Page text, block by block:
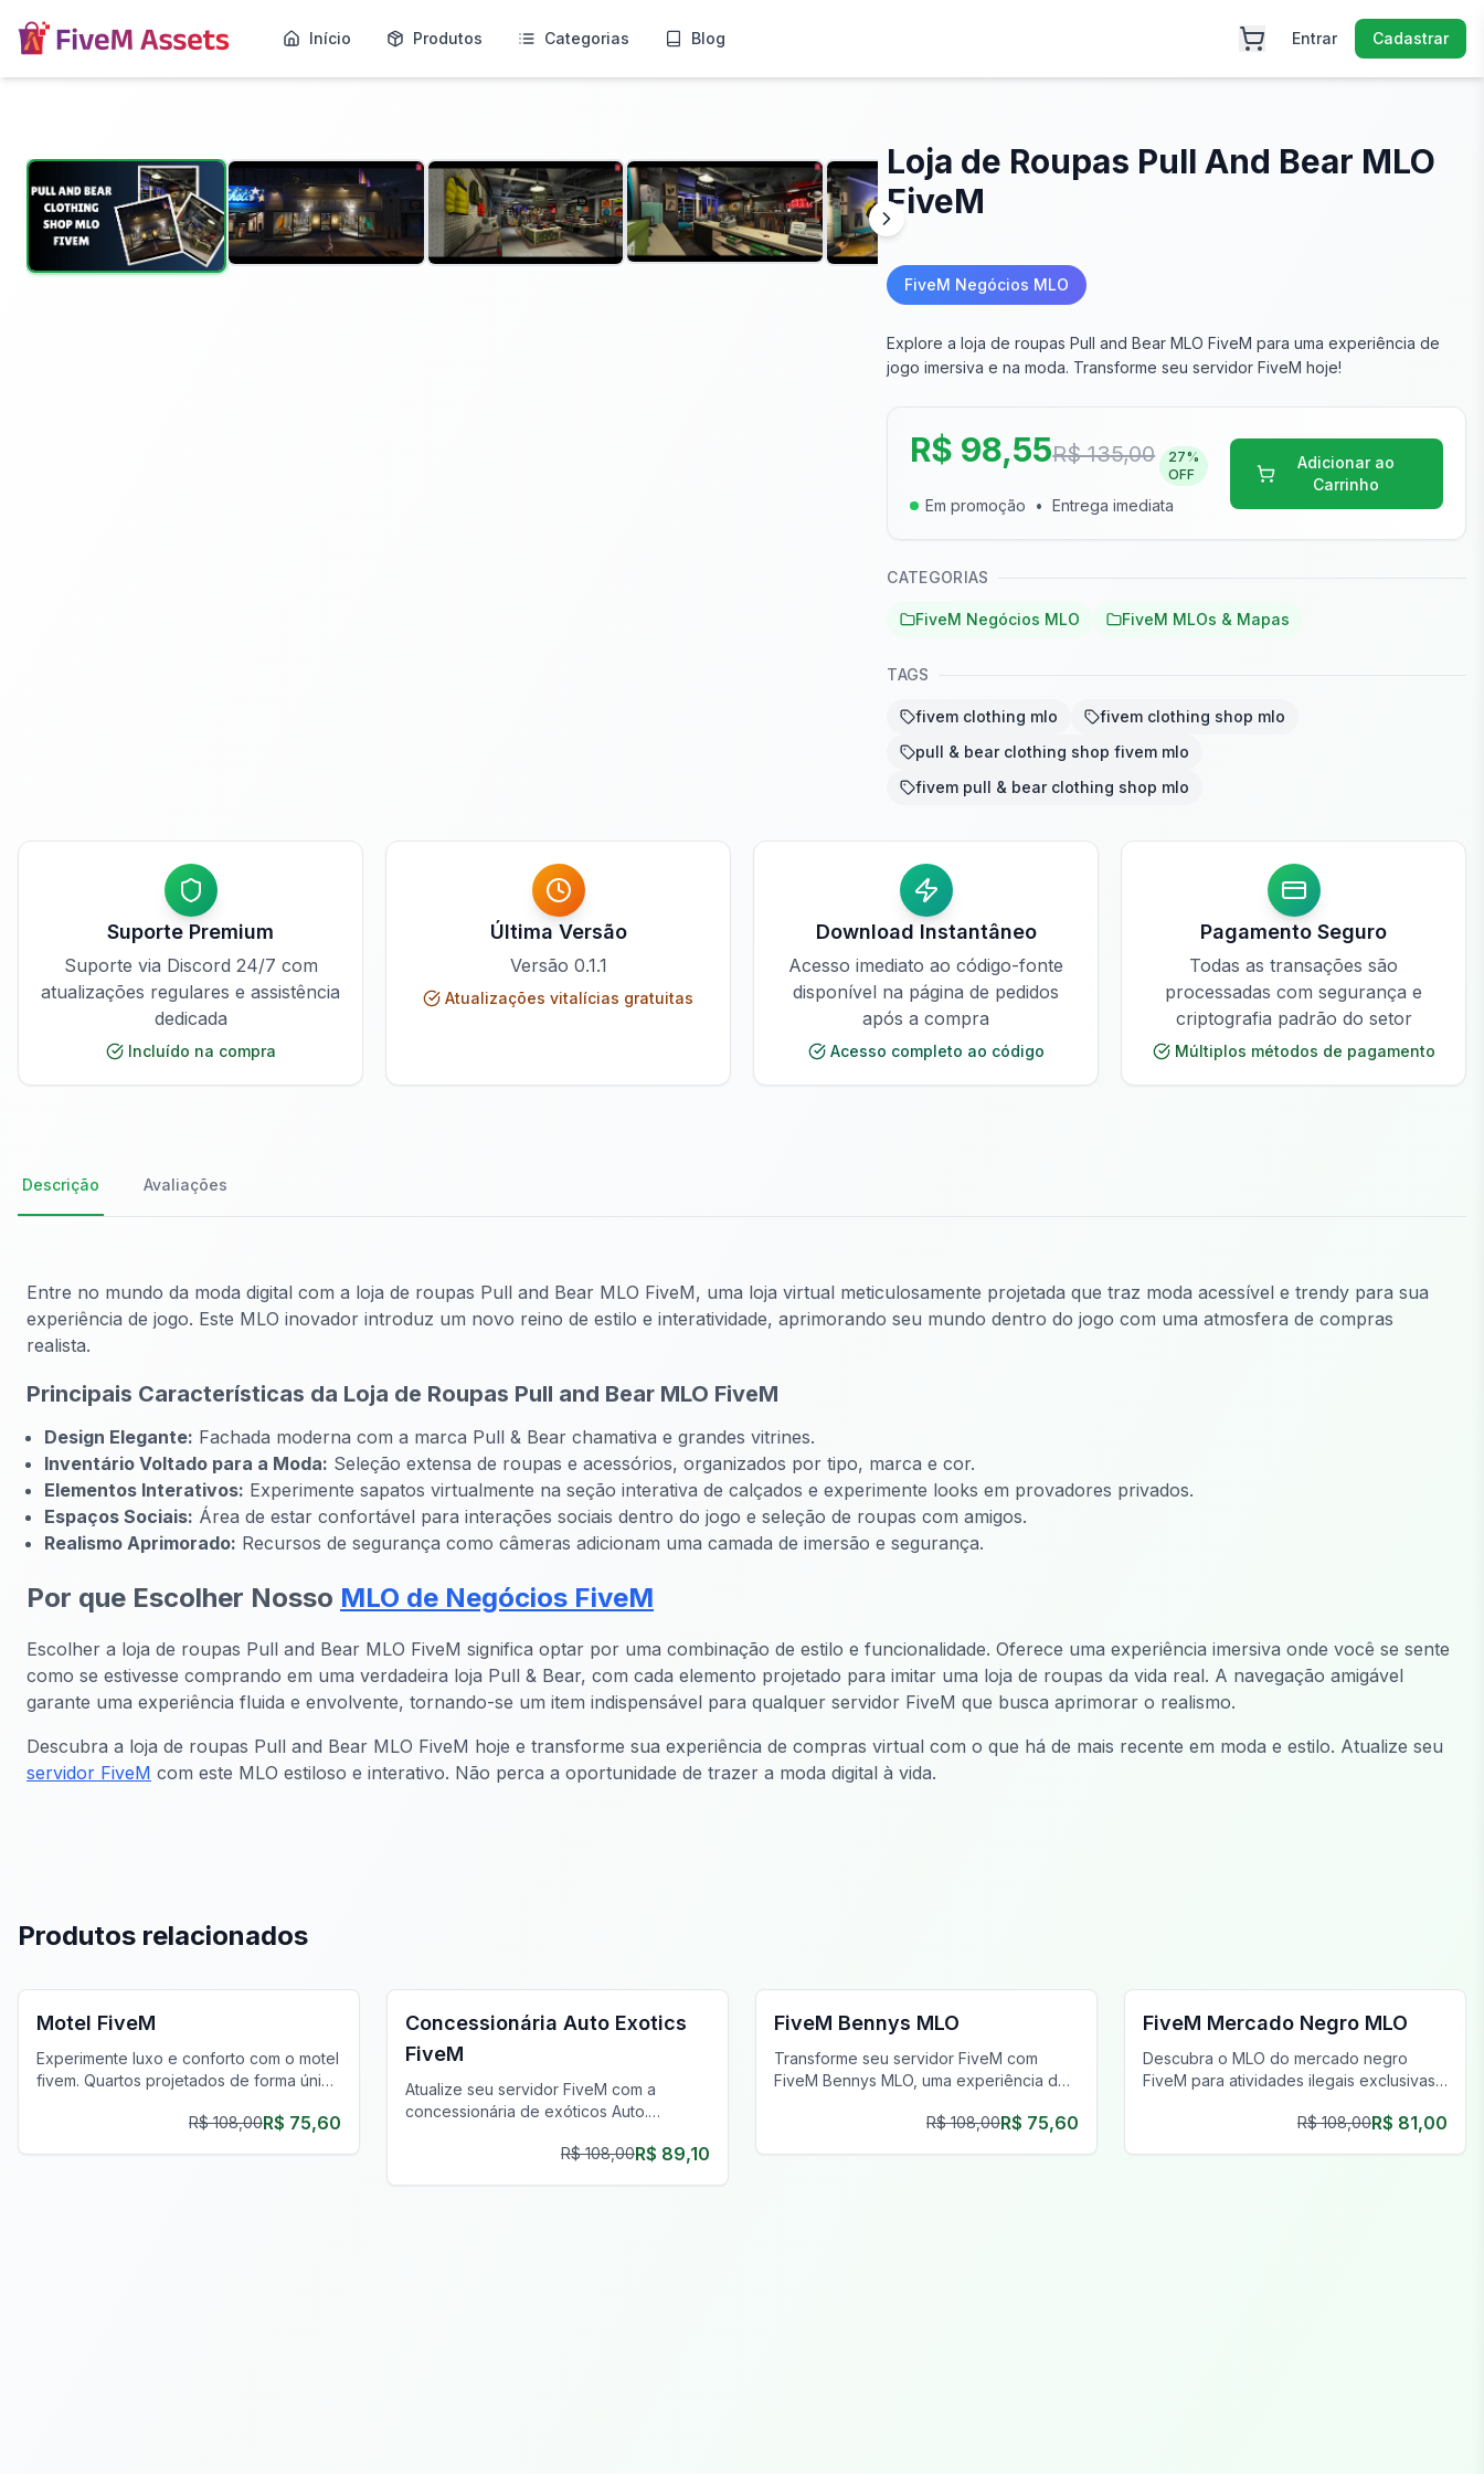
Início Produtos Categorias Blog Entrar Cadastrar
Loja de Roupas Pull And Bear MLO
FiveM
FiveM Negócios MLO
Explore a loja de roupas Pull and Bear MLO FiveM para uma experiência de
jogo imersiva e na moda. Transforme seu servidor FiveM hoje!
R$ 98,55R$ 135,00 27%
OFF
Em promoção • Entrega imediata
Adicionar ao
Carrinho
CATEGORIAS
FiveM Negócios MLO FiveM MLOs & Mapas
TAGS
fivem clothing mlo
fivem clothing shop mlo
pull & bear clothing shop fivem mlo
fivem pull & bear clothing shop mlo
Suporte Premium
Suporte via Discord 24/7 com
atualizações regulares e assistência
dedicada
Incluído na compra
Última Versão
Versão 0.1.1
Atualizações vitalícias gratuitas
Download Instantâneo
Acesso imediato ao código-fonte
disponível na página de pedidos
após a compra
Acesso completo ao código
Pagamento Seguro
Todas as transações são
processadas com segurança e
criptografia padrão do setor
Múltiplos métodos de pagamento
Descrição Avaliações
Entre no mundo da moda digital com a loja de roupas Pull and Bear MLO FiveM, uma loja virtual meticulosamente projetada que traz moda acessível e trendy para sua
experiência de jogo. Este MLO inovador introduz um novo reino de estilo e interatividade, aprimorando seu mundo dentro do jogo com uma atmosfera de compras
realista.
Principais Características da Loja de Roupas Pull and Bear MLO FiveM
Design Elegante: Fachada moderna com a marca Pull & Bear chamativa e grandes vitrines.
Inventário Voltado para a Moda: Seleção extensa de roupas e acessórios, organizados por tipo, marca e cor.
Elementos Interativos: Experimente sapatos virtualmente na seção interativa de calçados e experimente looks em provadores privados.
Espaços Sociais: Área de estar confortável para interações sociais dentro do jogo e seleção de roupas com amigos.
Realismo Aprimorado: Recursos de segurança como câmeras adicionam uma camada de imersão e segurança.
Por que Escolher Nosso MLO de Negócios FiveM
Escolher a loja de roupas Pull and Bear MLO FiveM significa optar por uma combinação de estilo e funcionalidade. Oferece uma experiência imersiva onde você se sente
como se estivesse comprando em uma verdadeira loja Pull & Bear, com cada elemento projetado para imitar uma loja de roupas da vida real. A navegação amigável
garante uma experiência fluida e envolvente, tornando-se um item indispensável para qualquer servidor FiveM que busca aprimorar o realismo.
Descubra a loja de roupas Pull and Bear MLO FiveM hoje e transforme sua experiência de compras virtual com o que há de mais recente em moda e estilo. Atualize seu
servidor FiveM com este MLO estiloso e interativo. Não perca a oportunidade de trazer a moda digital à vida.
Produtos relacionados
Motel FiveM
Experimente luxo e conforto com o motel
fivem. Quartos projetados de forma única
aprimorando sua jornada de jogo.
R$ 108,00R$ 75,60
Concessionária Auto Exotics
FiveM
Atualize seu servidor FiveM com a
concessionária de exóticos Auto.
mecânica realista no Del Perro Pier.
R$ 108,00R$ 89,10
FiveM Bennys MLO
Transforme seu servidor FiveM com
FiveM Bennys MLO, uma experiência de
R$ 108,00R$ 75,60
FiveM Mercado Negro MLO
Descubra o MLO do mercado negro
FiveM para atividades ilegais exclusivas
R$ 108,00R$ 81,00